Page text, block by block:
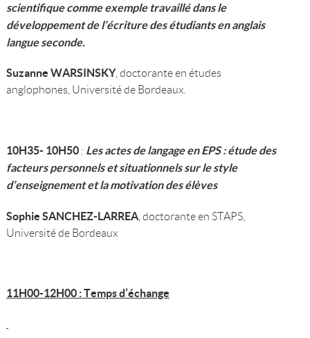
scientifique comme exemple travaillé dans le
développement de l’écriture des étudiants en anglais
langue seconde.
Suzanne WARSINSKY, doctorante en études
anglophones, Université de Bordeaux.
10H35- 10H50: Les actes de langage en EPS : étude des
facteurs personnels et situationnels sur le style
d’enseignement et la motivation des élèves
Sophie SANCHEZ-LARREA, doctorante en STAPS,
Université de Bordeaux
11H00-12H00 : Temps d’échange